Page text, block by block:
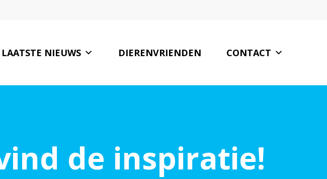
LAATSTE NIEUWS DIERENVRIENDEN CONTACT
de inspiratie!